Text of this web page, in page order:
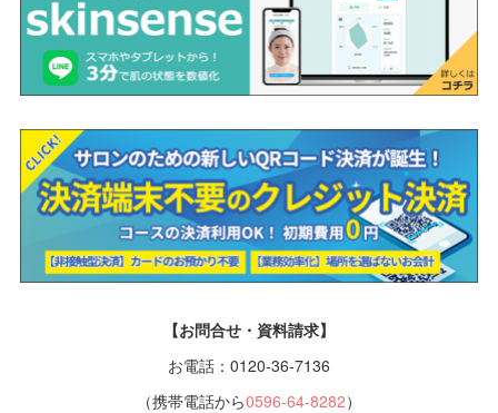
【お問合せ・資料請求】
お電話：0120-36-7136
（携帯電話から0596-64-8282）